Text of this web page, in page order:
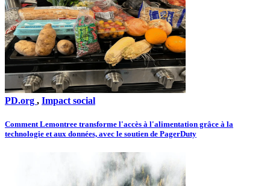
PD.org , Impact social
Comment Lemontree transforme l'accès à l'alimentation grâce à la
technologie et aux données, avec le soutien de PagerDuty